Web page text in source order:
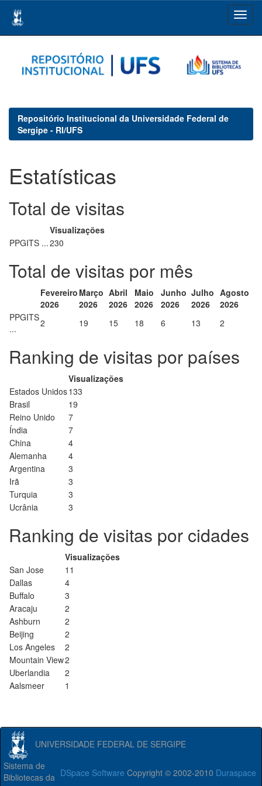
navigation
Repositório Institucional da Universidade Federal de
Sergipe - RI/UFS
Estatísticas
Total de visitas
Visualizações
PPGITS ...230
Total de visitas por mês
Fevereiro
2026
Março
2026
Abril
2026
Maio
2026
Junho
2026
Julho
2026
Agosto
2026
PPGITS
...
2 19 15 18 6 13 2
Ranking de visitas por países
Visualizações
Estados Unidos133
Brasil
19
Reino Unido
7
Índia
7
China
4
Alemanha
4
Argentina
3
Irã
3
Turquia
3
Ucrânia
3
Ranking de visitas por cidades
Visualizações
San Jose
11
Dallas
4
Buffalo
3
Aracaju
2
Ashburn
2
Beijing
2
Los Angeles
2
Mountain View2
Uberlandia
2
Aalsmeer
1
UNIVERSIDADE FEDERAL DE SERGIPE
DSpace Software Copyright © 2002-2010 Duraspace
Sistema de
Bibliotecas da